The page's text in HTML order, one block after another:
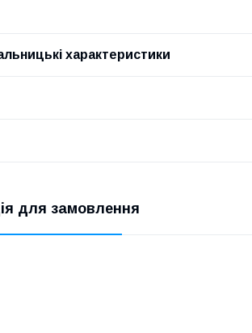
характеристики
для замовлення